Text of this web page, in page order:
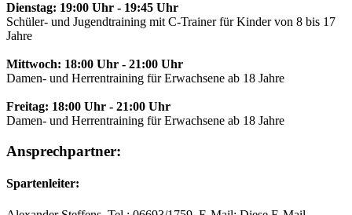
Dienstag: 19:00 Uhr - 19:45 Uhr
Schüler- und Jugendtraining mit C-Trainer für Kinder von 8 bis 17
Jahre
Mittwoch: 18:00 Uhr - 21:00 Uhr
Damen- und Herrentraining für Erwachsene ab 18 Jahre
Freitag: 18:00 Uhr - 21:00 Uhr
Damen- und Herrentraining für Erwachsene ab 18 Jahre
Ansprechpartner:
Spartenleiter: